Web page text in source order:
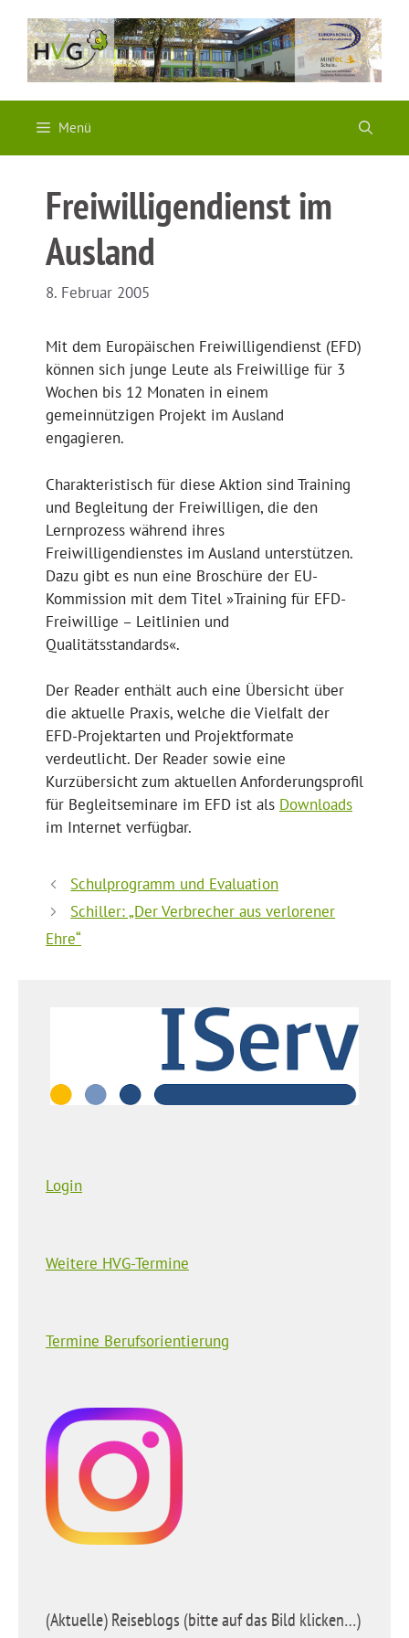
Inhalt
springen
Menü
Freiwilligendienst im
Ausland
8. Februar 2005
Mit dem Europäischen Freiwilligendienst (EFD)
können sich junge Leute als Freiwillige für 3
Wochen bis 12 Monaten in einem
gemeinnützigen Projekt im Ausland
engagieren.
Charakteristisch für diese Aktion sind Training
und Begleitung der Freiwilligen, die den
Lernprozess während ihres
Freiwilligendienstes im Ausland unterstützen.
Dazu gibt es nun eine Broschüre der EU-
Kommission mit dem Titel »Training für EFD-
Freiwillige – Leitlinien und
Qualitätsstandards«.
Der Reader enthält auch eine Übersicht über
die aktuelle Praxis, welche die Vielfalt der
EFD-Projektarten und Projektformate
verdeutlicht. Der Reader sowie eine
Kurzübersicht zum aktuellen Anforderungsprofil
für Begleitseminare im EFD ist als Downloads
im Internet verfügbar.
Schulprogramm und Evaluation
Schiller: „Der Verbrecher aus verlorener
Ehre“
Login
Weitere HVG-Termine
Termine Berufsorientierung
(Aktuelle) Reiseblogs (bitte auf das Bild klicken…)